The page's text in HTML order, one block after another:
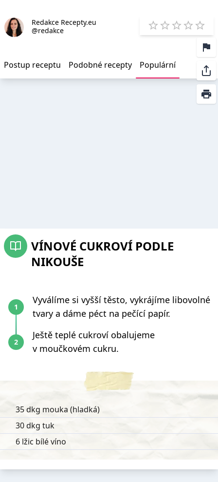
Redakce Recepty.eu
@redakce
1 Star
2 Stars
3 Stars
4 5
Postup receptu Podobné recepty Populární
VÍNOVÉ CUKROVÍ PODLE
NIKOUŠE
Vyválíme si vyšší těsto, vykrájíme libovolné
tvary a dáme péct na pečící papír.
Ještě teplé cukroví obalujeme
v moučkovém cukru.
35 dkg mouka (hladká)
30 dkg tuk
6 lžic bílé víno